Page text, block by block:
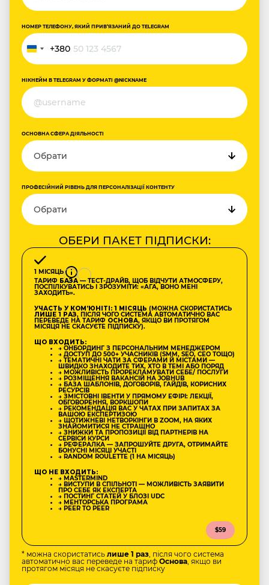
НОМЕР ТЕЛЕФОНУ, ЯКИЙ ПРИВ‘ЯЗАНИЙ ДО TELEGRAM
Україна
+380
+380
НІКНЕЙМ В TELEGRAM У ФОРМАТІ @NICKNAME
ОСНОВНА СФЕРА ДІЯЛЬНОСТІ
ПРОФЕСІЙНИЙ РІВЕНЬ ДЛЯ ПЕРСОНАЛІЗАЦІЇ КОНТЕНТУ
ОБЕРИ ПАКЕТ ПІДПИСКИ:
1 МІСЯЦЬ
ТАРИФ БАЗА— ТЕСТ-ДРАЙВ, ЩОБ ВІДЧУТИ АТМОСФЕРУ,
ПОСПІЛКУВАТИСЬ І ЗРОЗУМІТИ: «АГА, ВОНО МЕНІ
ЗАХОДИТЬ».
УЧАСТЬ У КОМʼЮНІТІ: 1 МІСЯЦЬ (МОЖНА СКОРИСТАТИСЬ
ЛИШЕ 1 РАЗ, ПІСЛЯ ЧОГО СИСТЕМА АВТОМАТИЧНО ВАС
ПЕРЕВЕДЕ НА ТАРИФ ОСНОВА, ЯКЩО ВИ ПРОТЯГОМ
МІСЯЦЯ НЕ СКАСУЄТЕ ПІДПИСКУ).
ЩО ВХОДИТЬ:
→ ОНБОРДИНГ З ПЕРСОНАЛЬНИМ МЕНЕДЖЕРОМ
→ ДОСТУП ДО 500+ УЧАСНИКІВ (SMM, SEO, CEO ТОЩО)
→ ТЕМАТИЧНІ ЧАТИ ЗА СФЕРАМИ Й МІСТАМИ —
ШВИДКО ЗНАХОДИТЕ ТИХ, ХТО В ТЕМІ АБО ПОРЯД
→ МОЖЛИВІСТЬ ПРОРЕКЛАМУВАТИ СЕБЕ/ ПОСЛУГИ
→ РОЗМІЩЕННЯ ВАКАНСІЙ НА JOBHUB
→ БАЗА ШАБЛОНІВ, ДОГОВОРІВ, ГАЙДІВ, КОРИСНИХ
РЕСУРСІВ
→ ЗМІСТОВНІ ІВЕНТИ У ПРЯМОМУ ЕФІРІ: ЛЕКЦІЇ,
ОБГОВОРЕННЯ, ВОРКШОПИ
→ РЕКОМЕНДАЦІЯ ВАС У ЧАТАХ ПРИ ЗАПИТАХ ЗА
ВАШОЮ ЕКСПЕРТИЗОЮ
→ ЩОТИЖНЕВІ НЕТВОРКІНГИ В ZOOM, НА ЯКИХ
ЗНАЙОМИТИСЯ НЕ СТРАШНО
→ ЗНИЖКИ ТА ПРОПОЗИЦІЇ ВІД ПАРТНЕРІВ НА
СЕРВІСИ КУРСИ
→ РЕФЕРАЛКА — ЗАПРОШУЙТЕ ДРУГА, ОТРИМАЙТЕ
БОНУСНІ МІСЯЦІ УЧАСТІ
→ RANDOM ROULETTE (1 НА МІСЯЦЬ)
ЩО НЕ ВХОДИТЬ:
→ MASTERMIND
→ ВИСТУПИ В СПІЛЬНОТІ — МОЖЛИВІСТЬ ЗАЯВИТИ
ПРО СЕБЕ ЯК ЕКСПЕРТА
→ ПОСТИНГ СТАТЕЙ У БЛОЗІ UDC
→ МЕНТОРСЬКА ПРОГРАМА
→ PEER TO PEER
$59
* можна скористатись лише 1 раз, після чого система
автоматично вас переведе на тариф Основа, якщо ви
протягом місяця не скасуєте підписку